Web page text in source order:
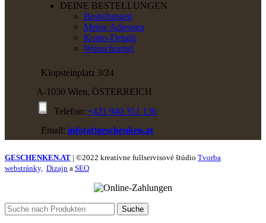
DEINE BESTELLUNGEN
Bestellungen
Meine Adressen
Konto-Details
Wunschzettel
Klopsteinplatz 3/24
A-1030 Wien, ÖSTERREICH
Telefon: +421 940 351 136
Email: info(at)geschenken.at
GESCHENKEN.AT | ©2022 kreatívne fullservisové štúdio Tvorba
webstránky, Dizajn a SEO
Suche